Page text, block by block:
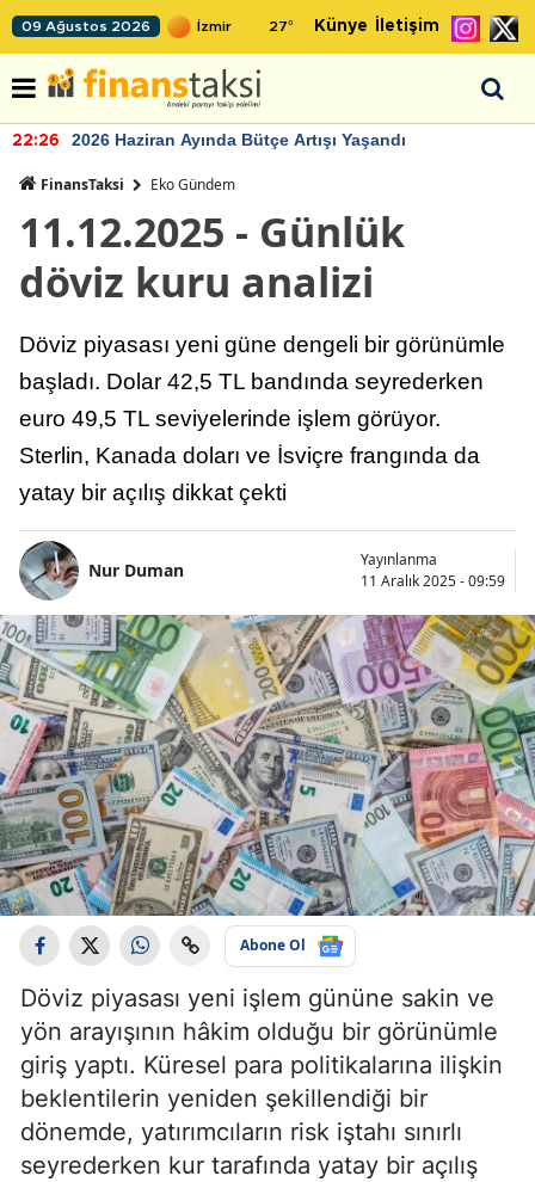
09 Ağustos 2026 27° Künye İletişim
22:26 2026 Haziran Ayında Bütçe Artışı Yaşandı
FinansTaksi Eko Gündem
11.12.2025 - Günlük
döviz kuru analizi
Döviz piyasası yeni güne dengeli bir görünümle
başladı. Dolar 42,5 TL bandında seyrederken
euro 49,5 TL seviyelerinde işlem görüyor.
Sterlin, Kanada doları ve İsviçre frangında da
yatay bir açılış dikkat çekti
Nur Duman
Yayınlanma
11 Aralık 2025 - 09:59
Abone Ol
Döviz piyasası yeni işlem gününe sakin ve
yön arayışının hâkim olduğu bir görünümle
giriş yaptı. Küresel para politikalarına ilişkin
beklentilerin yeniden şekillendiği bir
dönemde, yatırımcıların risk iştahı sınırlı
seyrederken kur tarafında yatay bir açılış